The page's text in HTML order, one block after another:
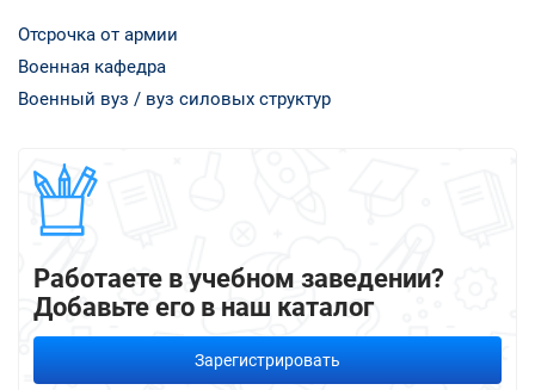
Отсрочка от армии
Военная кафедра
Военный вуз / вуз силовых структур
Работаете в учебном заведении?
Добавьте его в наш каталог
Зарегистрировать